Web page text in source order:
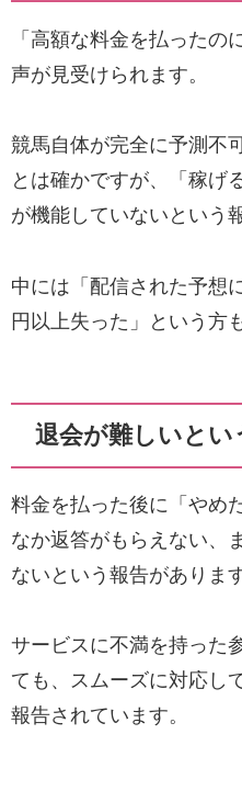
「高額な料金を払ったの
声が見受けられます。
競馬自体が完全に予測不
とは確かですが、「稼げ
が機能していないという
中には「配信された予想
円以上失った」という方
退会が難しいとい
料金を払った後に「やめ
なか返答がもらえない、
ないという報告があります
サービスに不満を持った
ても、スムーズに対応し
報告されています。